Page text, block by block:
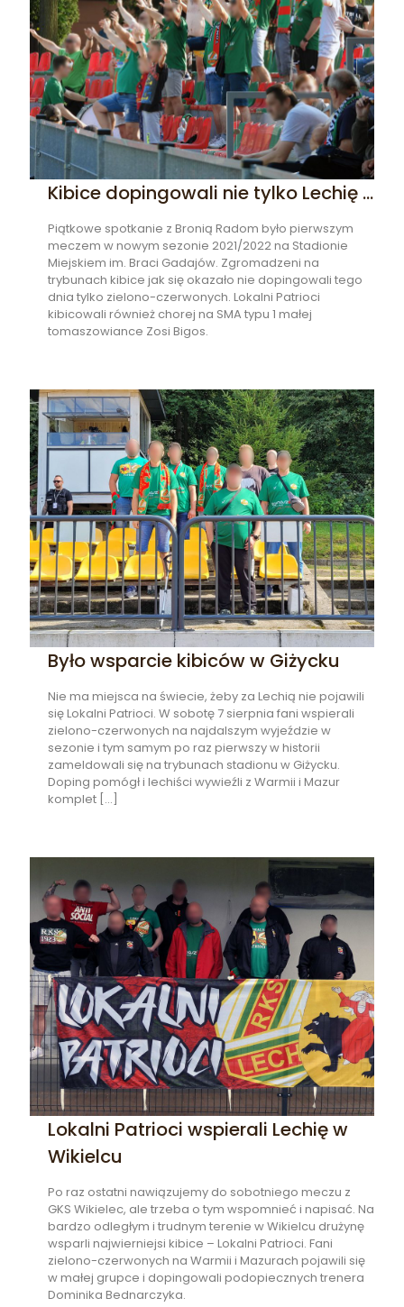
Kibice dopingowali nie tylko Lechię …
Piątkowe spotkanie z Bronią Radom było pierwszym
meczem w nowym sezonie 2021/2022 na Stadionie
Miejskiem im. Braci Gadajów. Zgromadzeni na
trybunach kibice jak się okazało nie dopingowali tego
dnia tylko zielono-czerwonych. Lokalni Patrioci
kibicowali również chorej na SMA typu 1 małej
tomaszowiance Zosi Bigos.
Było wsparcie kibiców w Giżycku
Nie ma miejsca na świecie, żeby za Lechią nie pojawili
się Lokalni Patrioci. W sobotę 7 sierpnia fani wspierali
zielono-czerwonych na najdalszym wyjeździe w
sezonie i tym samym po raz pierwszy w historii
zameldowali się na trybunach stadionu w Giżycku.
Doping pomógł i lechiści wywieźli z Warmii i Mazur
komplet […]
Lokalni Patrioci wspierali Lechię w
Wikielcu
Po raz ostatni nawiązujemy do sobotniego meczu z
GKS Wikielec, ale trzeba o tym wspomnieć i napisać. Na
bardzo odległym i trudnym terenie w Wikielcu drużynę
wsparli najwierniejsi kibice – Lokalni Patrioci. Fani
zielono-czerwonych na Warmii i Mazurach pojawili się
w małej grupce i dopingowali podopiecznych trenera
Dominika Bednarczyka.